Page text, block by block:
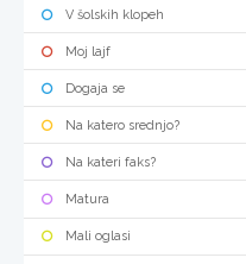
V šolskih klopeh
Moj lajf
Dogaja se
Na katero srednjo?
Na kateri faks?
Matura
Mali oglasi